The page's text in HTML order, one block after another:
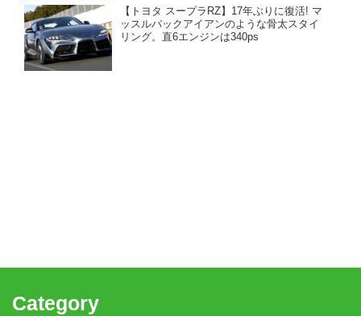
【トヨタ スープラRZ】17年ぶりに復活! マ
ッスルバックアイアンのような骨太スタイ
リング。直6エンジンは340ps
Category